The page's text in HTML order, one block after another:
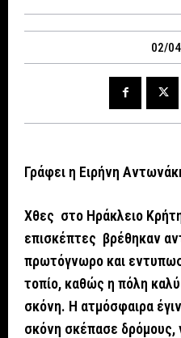
02/
Γράφει η Ειρήνη
Χθες στο Ηράκλειο
επισκέπτες βρέθηκαν
πρωτόγνωρο και
τοπίο, καθώς η πόλη
σκόνη. Η ατμόσφαιρα
σκόνη σκέπασε δρόμους,